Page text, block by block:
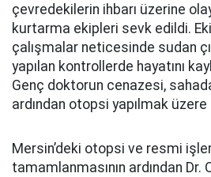
çevredekilerin ihbarı üzerine
kurtarma ekipleri sevk edildi.
çalışmalar neticesinde sudan
yapılan kontrollerde hayatını
Genç doktorun cenazesi,
ardından otopsi yapılmak üzere
Mersin’deki otopsi ve resmi
tamamlanmasının ardından Dr.